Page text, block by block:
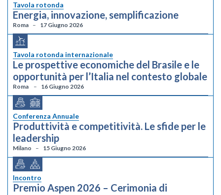
Tavola rotonda
Energia, innovazione, semplificazione
Roma 17 Giugno 2026
Tavola rotonda internazionale
Le prospettive economiche del Brasile e le
opportunità per l’Italia nel contesto globale
Roma 16 Giugno 2026
Conferenza Annuale
Produttività e competitività. Le sfide per le
leadership
Milano 15 Giugno 2026
Incontro
Premio Aspen 2026 – Cerimonia di